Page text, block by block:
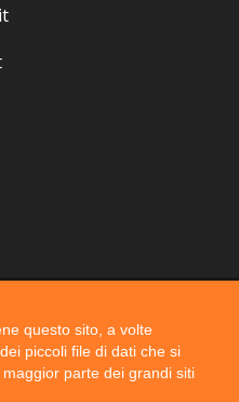
s.a.s.
questo sito, a volte
piccoli file di dati che si
parte dei grandi siti